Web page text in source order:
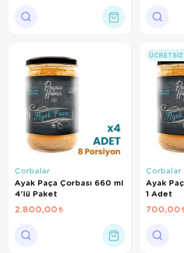
Çorbalar
Ayak Paça Çorbası 660 ml
4'lü Paket
2.800,00
Çorbalar
Ayak
1 Adet
700,00